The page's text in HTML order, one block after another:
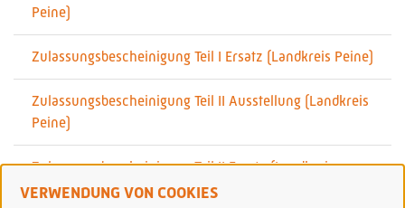
VERWENDUNG VON COOKIES
Peine)
Zulassungsbescheinigung Teil I Ersatz (Landkreis Peine)
Zulassungsbescheinigung Teil II Ausstellung (Landkreis
Peine)
Zulassungsbescheinigung Teil II Ersatz (Landkreis
Peine)